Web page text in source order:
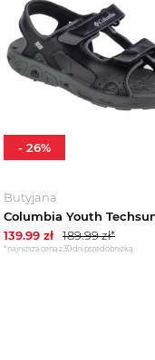
Butyjana
139.99 zł 189.99zł*
*najniższa cena z 30 dni przed obniżką
- 26%